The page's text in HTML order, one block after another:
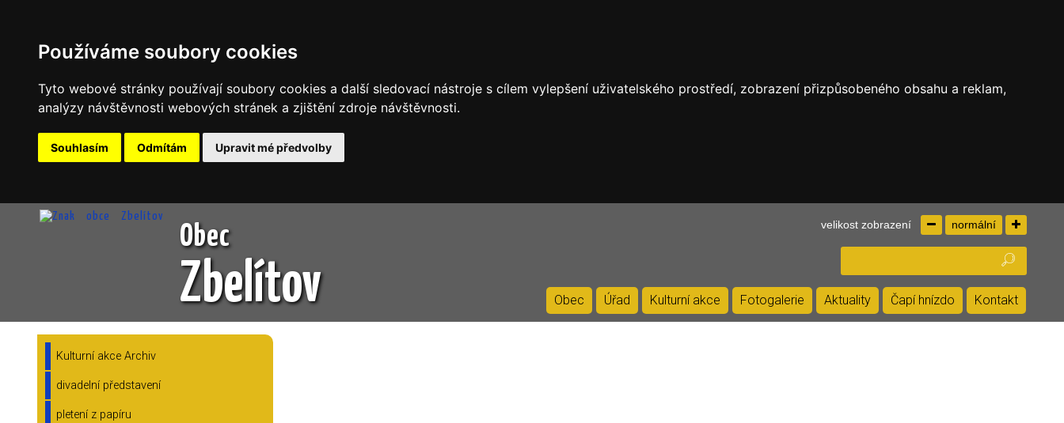
Používáme soubory cookies
Tyto webové stránky používají soubory cookies a další sledovací nástroje s cílem vylepšení uživatelského prostředí, zobrazení přizpůsobeného obsahu a reklam,
analýzy návštěvnosti webových stránek a zjištění zdroje návštěvnosti.
Souhlasím Odmítám Upravit mé předvolby
Obec
Zbelítov
velikost zobrazení normální
Obec Úřad Kulturní akce Fotogalerie Aktuality Čapí hnízdo Kontakt
Kulturní akce Archiv
divadelní představení
pletení z papíru